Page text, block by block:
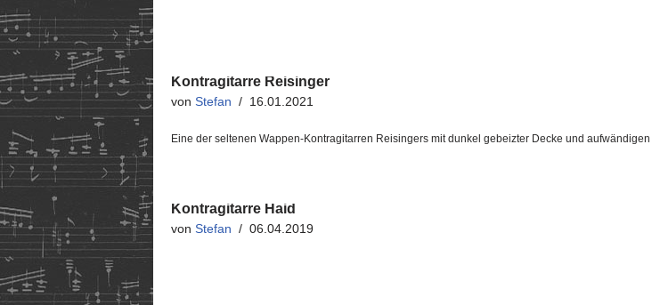
Kontragitarre Reisinger
von Stefan 16.01.2021
Eine der seltenen Wappen-Kontragitarren Reisingers mit dunkel gebeizter Decke und
Kontragitarre Haid
von Stefan 06.04.2019